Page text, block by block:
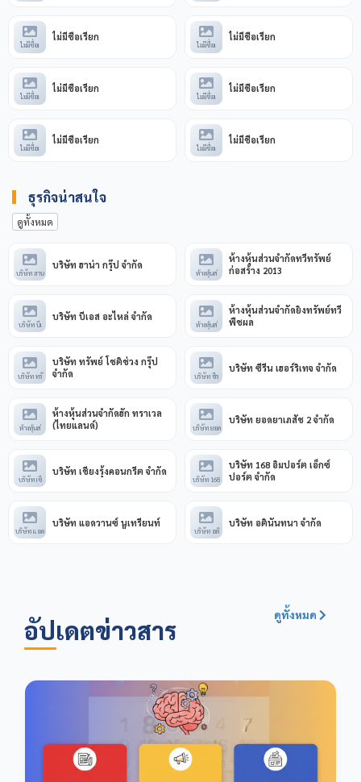
ไม่มีชื่อเ
ไม่มีชื่อเรียก
ไม่มีชื่อเ
ไม่มีชื่อเรียก
ไม่มีชื่อเ
ไม่มีชื่อเรียก
ไม่มีชื่อเ
ไม่มีชื่อเรียก
ไม่มีชื่อเ
ไม่มีชื่อเรียก
ไม่มีชื่อเ
ไม่มีชื่อเรียก
ธุรกิจน่าสนใจ
ดูทั้งหมด
บริษัท ฮาน
บริษัท ฮาน่า กรุ๊ป จำกัด
ห้างหุ้นส่
ห้างหุ้นส่วนจำกัดทวีทรัพย์
ก่อสร้าง 2013
บริษัท บีเ
บริษัท บีเอส อะไหล่ จำกัด
ห้างหุ้นส่
ห้างหุ้นส่วนจำกัดยิ่งทรัพย์ทวี
พืชผล
บริษัท ทรั
บริษัท ทรัพย์ โชติช่วง กรุ๊ป
จำกัด
บริษัท ซีร
บริษัท ซีรีน เฮอร์ริเทจ จำกัด
ห้างหุ้นส่
ห้างหุ้นส่วนจำกัดฮัก ทราเวล
(ไทยแลนด์)
บริษัท ยอด
บริษัท ยอดยาเภสัช 2 จำกัด
บริษัท เชี
บริษัท เชียงรุ้งคอนกรีต จำกัด
บริษัท 168
บริษัท 168 อิมปอร์ต เอ็กซ์
ปอร์ต จำกัด
บริษัท แอด
บริษัท แอดวานซ์ นูเทรียนท์
บริษัท อติ
บริษัท อตินันทนา จำกัด
อัปเดตข่าวสาร ดูทั้งหมด